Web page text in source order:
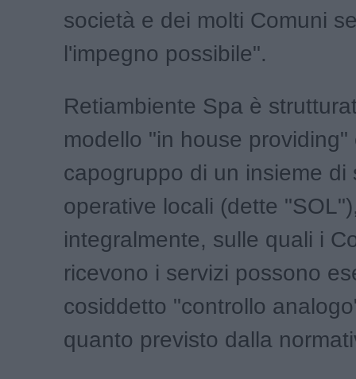
società e dei molti Comuni
l'impegno possibile".
Retiambiente Spa è
modello "in house providing"
capogruppo di un insieme di
operative locali (dette
integralmente, sulle quali i
ricevono i servizi possono
cosiddetto "controllo
quanto previsto dalla